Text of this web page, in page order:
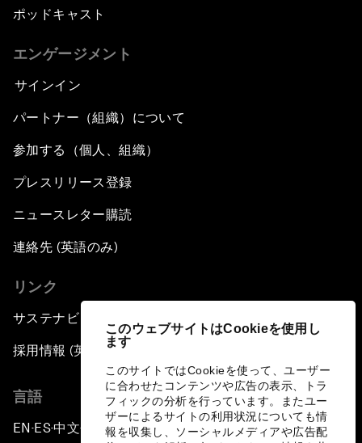
このウェブサイトはCookieを使用し
ます
このサイトではCookieを使って、ユーザー
に合わせたコンテンツや広告の表示、トラ
フィックの分析を行っています。またユー
ザーによるサイトの利用状況についても情
報を収集し、ソーシャルメディアや広告配
ポッドキャスト
エンゲージメント
サインイン
パートナー（組織）について
参加する（個人、組織）
プレスリリース登録
ニュースレター購読
連絡先 (英語のみ)
リンク
サステナビリティへの取り組み
採用情報 (英語のみ)
言語
EN ▪ES▪中文▪ 日本語